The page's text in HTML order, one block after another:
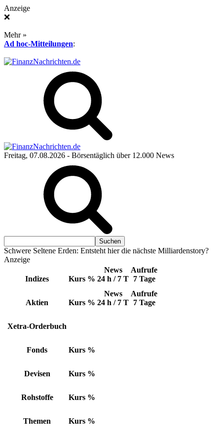
Anzeige
❌
Mehr »
Ad hoc-Mitteilungen:
Freitag, 07.08.2026 - Börsentäglich über 12.000 News
Schwere Seltene Erden: Entsteht hier die nächste Milliardenstory?
Anzeige
Indizes Kurs %
News
24 h / 7 T
Aufrufe
7 Tage
Aktien Kurs %
News
24 h / 7 T
Aufrufe
7 Tage
Xetra-Orderbuch
Fonds Kurs %
Devisen Kurs %
Rohstoffe Kurs %
Themen Kurs %